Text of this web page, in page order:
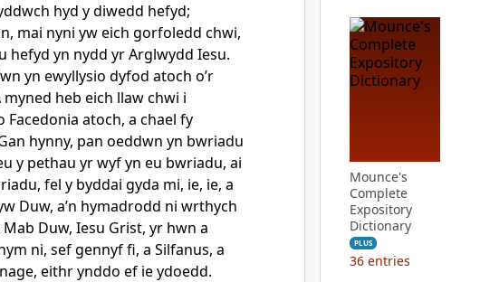
hyd y diwedd hefyd;
mai nyni yw eich gorfoledd chwi,
hefyd yn nydd yr Arglwydd Iesu.
yn ewyllysio dyfod atoch o’r
myned heb eich llaw chwi i
Facedonia atoch, a chael fy
hynny, pan oeddwn yn bwriadu
y pethau yr wyf yn eu bwriadu, ai
fel y byddai gyda mi, ie, ie, a
Duw, a’n hymadrodd ni wrthych
Mab Duw, Iesu Grist, yr hwn a
ni, sef gennyf fi, a Silfanus, a
eithr ynddo ef ie ydoedd.
Mounce's
Complete
Expository
Dictionary
PLUS
36 entries